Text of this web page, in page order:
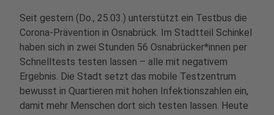
Seit gestern (Do., 25.03.) unterstützt ein Testbus die
Corona-Prävention in Osnabrück. Im Stadtteil Schinkel
haben sich in zwei Stunden 56 Osnabrücker*innen per
Schnelltests testen lassen – alle mit negativem
Ergebnis. Die Stadt setzt das mobile Testzentrum
bewusst in Quartieren mit hohen Infektionszahlen ein,
damit mehr Menschen dort sich testen lassen. Heute